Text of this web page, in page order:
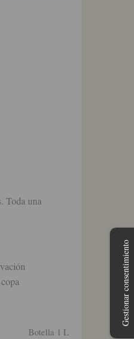
Toda una
Botella 1 L
Gestionar consentimiento